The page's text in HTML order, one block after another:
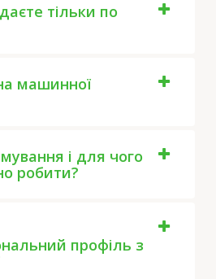
тільки по
машинної
і для чого
робити?
профіль з